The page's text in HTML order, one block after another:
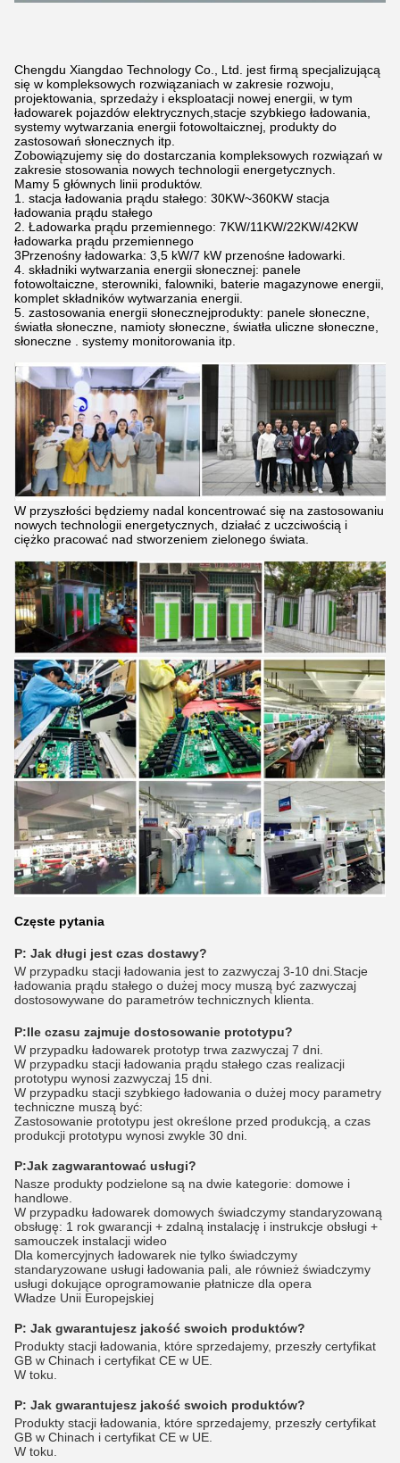
Chengdu Xiangdao Technology Co., Ltd. jest firmą specjalizującą
się w kompleksowych rozwiązaniach w zakresie rozwoju,
projektowania, sprzedaży i eksploatacji nowej energii, w tym
ładowarek pojazdów elektrycznych,stacje szybkiego ładowania,
systemy wytwarzania energii fotowoltaicznej, produkty do
zastosowań słonecznych itp.
Zobowiązujemy się do dostarczania kompleksowych rozwiązań w
zakresie stosowania nowych technologii energetycznych.
Mamy 5 głównych linii produktów.
1. stacja ładowania prądu stałego: 30KW~360KW stacja
ładowania prądu stałego
2. Ładowarka prądu przemiennego: 7KW/11KW/22KW/42KW
ładowarka prądu przemiennego
3Przenośny ładowarka: 3,5 kW/7 kW przenośne ładowarki.
4. składniki wytwarzania energii słonecznej: panele
fotowoltaiczne, sterowniki, falowniki, baterie magazynowe energii,
komplet składników wytwarzania energii.
5. zastosowania energii słonecznejprodukty: panele słoneczne,
światła słoneczne, namioty słoneczne, światła uliczne słoneczne,
słoneczne . systemy monitorowania itp.
W przyszłości będziemy nadal koncentrować się na zastosowaniu
nowych technologii energetycznych, działać z uczciwością i
ciężko pracować nad stworzeniem zielonego świata.
Częste pytania
P: Jak długi jest czas dostawy?
W przypadku stacji ładowania jest to zazwyczaj 3-10 dni.Stacje
ładowania prądu stałego o dużej mocy muszą być zazwyczaj
dostosowywane do parametrów technicznych klienta.
P:Ile czasu zajmuje dostosowanie prototypu?
W przypadku ładowarek prototyp trwa zazwyczaj 7 dni.
W przypadku stacji ładowania prądu stałego czas realizacji
prototypu wynosi zazwyczaj 15 dni.
W przypadku stacji szybkiego ładowania o dużej mocy parametry
techniczne muszą być:
Zastosowanie prototypu jest określone przed produkcją, a czas
produkcji prototypu wynosi zwykle 30 dni.
P:Jak zagwarantować usługi?
Nasze produkty podzielone są na dwie kategorie: domowe i
handlowe.
W przypadku ładowarek domowych świadczymy standaryzowaną
obsługę: 1 rok gwarancji + zdalną instalację i instrukcje obsługi +
samouczek instalacji wideo
Dla komercyjnych ładowarek nie tylko świadczymy
standaryzowane usługi ładowania pali, ale również świadczymy
usługi dokujące oprogramowanie płatnicze dla opera
Władze Unii Europejskiej
P: Jak gwarantujesz jakość swoich produktów?
Produkty stacji ładowania, które sprzedajemy, przeszły certyfikat
GB w Chinach i certyfikat CE w UE.
W toku.
P: Jak gwarantujesz jakość swoich produktów?
Produkty stacji ładowania, które sprzedajemy, przeszły certyfikat
GB w Chinach i certyfikat CE w UE.
W toku.